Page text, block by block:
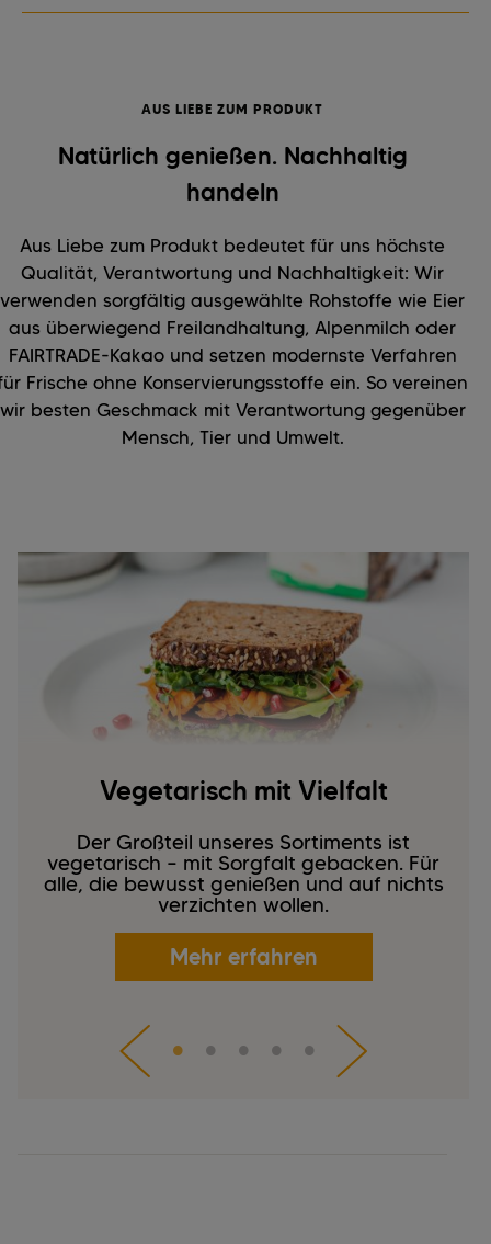
AUS LIEBE ZUM PRODUKT
Natürlich genießen. Nachhaltig
handeln
Aus Liebe zum Produkt bedeutet für uns höchste
Qualität, Verantwortung und Nachhaltigkeit: Wir
verwenden sorgfältig ausgewählte Rohstoffe wie Eier
aus überwiegend Freilandhaltung, Alpenmilch oder
FAIRTRADE-Kakao und setzen modernste Verfahren
Frische ohne Konservierungsstoffe ein. So vereinen
wir besten Geschmack mit Verantwortung gegenüber
Mensch, Tier und Umwelt.
Vegetarisch mit Vielfalt
Der Großteil unseres Sortiments ist
vegetarisch – mit Sorgfalt gebacken. Für
alle, die bewusst genießen und auf nichts
verzichten wollen.
Mehr erfahren